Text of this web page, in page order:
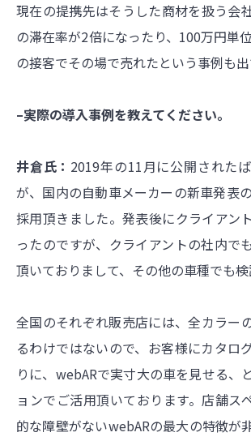
現在の提携先はそうした商材を扱う会
の滞在率が2倍になったり、100万円単
の接客でその場で売れたという事例も出
–実際の導入事例を教えてください。
井倉氏： 2019年の11月に公開された
が、国内の自動車メーカーの新車発表
採用頂きました。発表後にクライアン
ったのですが、クライアントの社内で
頂いておりまして、その他の車種でも検
全国のそれぞれ販売店には、全カラー
るわけではないので、お客様にカタロ
りに、webARで実寸大の車を見せる、
ョンでご活用頂いております。店舗ス
的な障壁がないwebARの最大の特徴が